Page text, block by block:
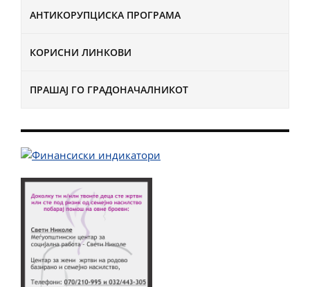
АНТИКОРУПЦИСКА ПРОГРАМА
КОРИСНИ ЛИНКОВИ
ПРАШАЈ ГО ГРАДОНАЧАЛНИКОТ